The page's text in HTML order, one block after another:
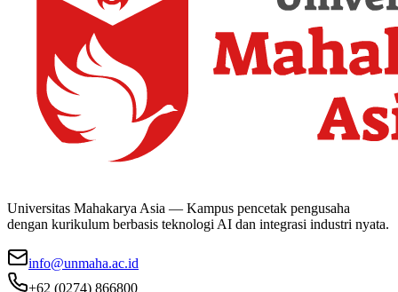
Universitas Mahakarya Asia — Kampus pencetak pengusaha
dengan kurikulum berbasis teknologi AI dan integrasi industri nyata.
info@unmaha.ac.id
+62 (0274) 866800